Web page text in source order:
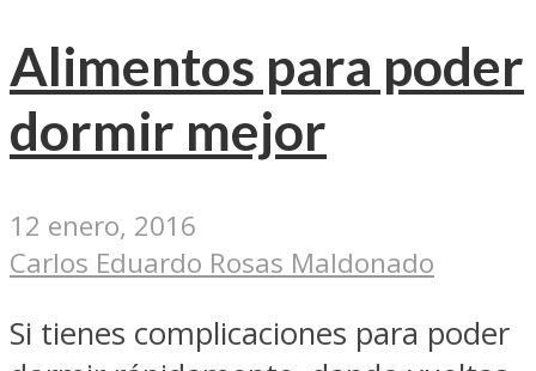
Alimentos para poder
dormir mejor
12 enero, 2016
Carlos Eduardo Rosas Maldonado
Si tienes complicaciones para poder